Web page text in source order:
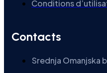
Conditions
Contacts
Srednja Omanjska